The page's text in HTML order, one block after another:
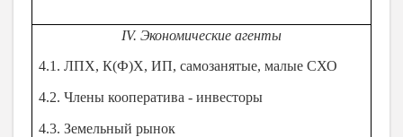
IV. Экономические агенты
4.1. ЛПХ, К(Ф)Х, ИП, самозанятые, малые СХО
4.2. Члены кооператива - инвесторы
4.3. Земельный рынок